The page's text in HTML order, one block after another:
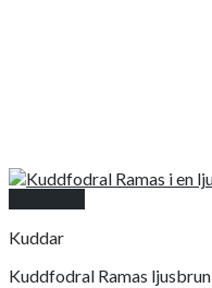
Kuddar
Kuddfodral Ramas ljusbrun